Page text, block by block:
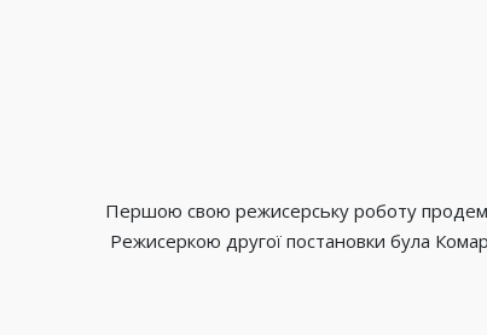
Першою свою режисерську роботу
Режисеркою другої постановки була